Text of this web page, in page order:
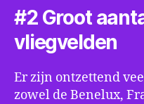
#2 Groot
vliegvelden
Er zijn ontzettend
zowel de Benelux,